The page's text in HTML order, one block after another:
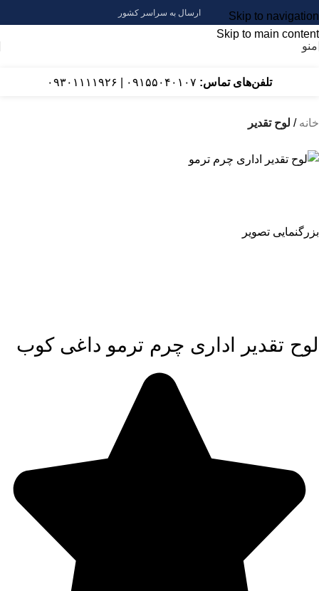
Skip to navigation
Skip to main content
ارسال به سراسر کشور
منو
تلفن‌های تماس: ۰۹۱۵۵۰۴۰۱۰۷ ۰۹۳۰۱۱۱۱۹۲۶
خانه لوح تقدیر
بزرگنمایی تصویر
لوح تقدیر اداری چرم ترمو داغی کوب